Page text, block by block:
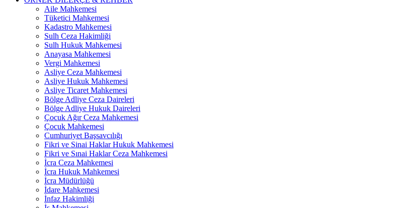
Aile Mahkemesi
Tüketici Mahkemesi
Kadastro Mahkemesi
Sulh Ceza Hakimliği
Sulh Hukuk Mahkemesi
Anayasa Mahkemesi
Vergi Mahkemesi
Asliye Ceza Mahkemesi
Asliye Hukuk Mahkemesi
Asliye Ticaret Mahkemesi
Bölge Adliye Ceza Daireleri
Bölge Adliye Hukuk Daireleri
Çocuk Ağır Ceza Mahkemesi
Çocuk Mahkemesi
Cumhuriyet Başsavcılığı
Fikri ve Sinai Haklar Hukuk Mahkemesi
Fikri ve Sınai Haklar Ceza Mahkemesi
İcra Ceza Mahkemesi
İcra Hukuk Mahkemesi
İcra Müdürlüğü
İdare Mahkemesi
İnfaz Hakimliği